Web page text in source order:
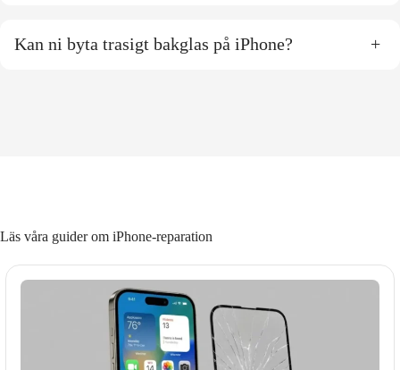
Kan ni byta trasigt bakglas på iPhone? +
Läs våra guider om iPhone-reparation